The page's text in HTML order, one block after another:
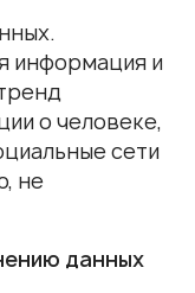
информация и
о человеке,
сети
не
данных